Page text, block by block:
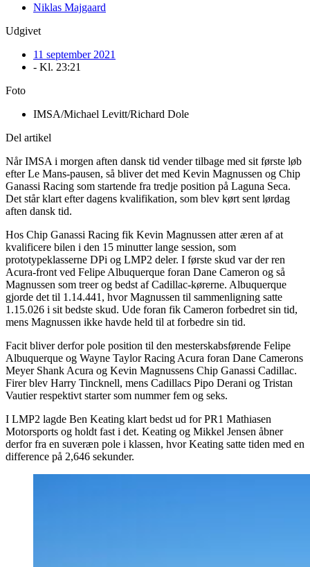
Niklas Majgaard
Udgivet
11 september 2021
- Kl. 23:21
Foto
IMSA/Michael Levitt/Richard Dole
Del artikel
Når IMSA i morgen aften dansk tid vender tilbage med sit første løb
efter Le Mans-pausen, så bliver det med Kevin Magnussen og Chip
Ganassi Racing som startende fra tredje position på Laguna Seca.
Det står klart efter dagens kvalifikation, som blev kørt sent lørdag
aften dansk tid.
Hos Chip Ganassi Racing fik Kevin Magnussen atter æren af at
kvalificere bilen i den 15 minutter lange session, som
prototypeklasserne DPi og LMP2 deler. I første skud var der ren
Acura-front ved Felipe Albuquerque foran Dane Cameron og så
Magnussen som treer og bedst af Cadillac-kørerne. Albuquerque
gjorde det til 1.14.441, hvor Magnussen til sammenligning satte
1.15.026 i sit bedste skud. Ude foran fik Cameron forbedret sin tid,
mens Magnussen ikke havde held til at forbedre sin tid.
Facit bliver derfor pole position til den mesterskabsførende Felipe
Albuquerque og Wayne Taylor Racing Acura foran Dane Camerons
Meyer Shank Acura og Kevin Magnussens Chip Ganassi Cadillac.
Firer blev Harry Tincknell, mens Cadillacs Pipo Derani og Tristan
Vautier respektivt starter som nummer fem og seks.
I LMP2 lagde Ben Keating klart bedst ud for PR1 Mathiasen
Motorsports og holdt fast i det. Keating og Mikkel Jensen åbner
derfor fra en suveræn pole i klassen, hvor Keating satte tiden med en
difference på 2,646 sekunder.